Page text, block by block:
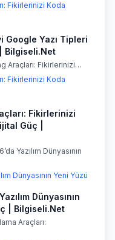
Fikirlerinizi Koda
Google Yazı Tipleri
Bilgiseli.Net
Araçları: Fikirlerinizi…
Fikirlerinizi Koda
Fikirlerinizi
Güç |
Yazılım Dünyasının
Dünyasının Yeni Yüzü
Dünyasının
| Bilgiseli.Net
Araçları: